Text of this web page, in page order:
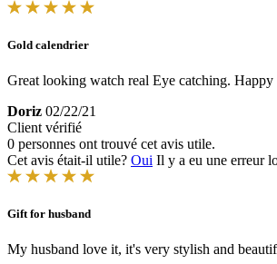
Gold calendrier
Great looking watch real Eye catching.
Doriz 02/22/21
Client vérifié
0 personnes ont trouvé cet avis utile.
Cet avis était-il utile? Oui Il y a eu une erreur
Gift for husband
My husband love it, it's very stylish and